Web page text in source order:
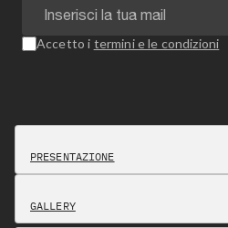
Accetto i termini e le condizioni
PRESENTAZIONE
GALLERY